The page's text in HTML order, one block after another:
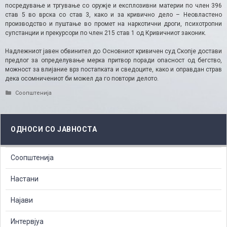
посредување и тргување со оружје и експлозивни материи по член 396
став 5 во врска со став 3, како и за кривично дело – Неовластено
производство и пуштање во промет на наркотични дроги, психотропни
супстанции и прекурсори по член 215 став 1 од Кривичниот законик.
Надлежниот јавен обвинител до Основниот кривичен суд Скопје достави
предлог за определување мерка притвор поради опасност од бегство,
можност за влијание врз постапката и сведоците, како и оправдан страв
дека осомничениот би можел да го повтори делото.
Categories
Соопштенија
ОДНОСИ СО ЈАВНОСТА
Соопштенија
Настани
Најави
Интервјуа